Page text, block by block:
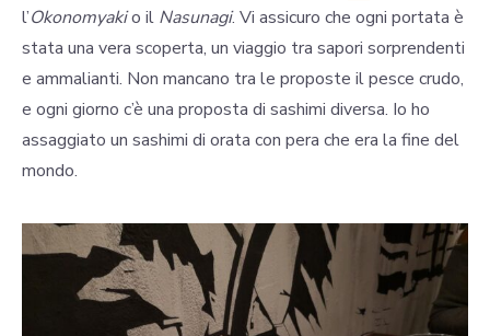
l’Okonomyakio il Nasunagi. Vi assicuro che ogni portata è
stata una vera scoperta, un viaggio tra sapori sorprendenti
e ammalianti. Non mancano tra le proposte il pesce crudo,
e ogni giorno c’è una proposta di sashimi diversa. Io ho
assaggiato un sashimi di orata con pera che era la fine del
mondo.